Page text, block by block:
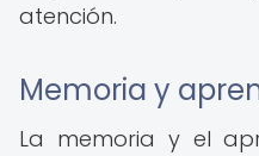
atención.
Memoria y
La memoria y el